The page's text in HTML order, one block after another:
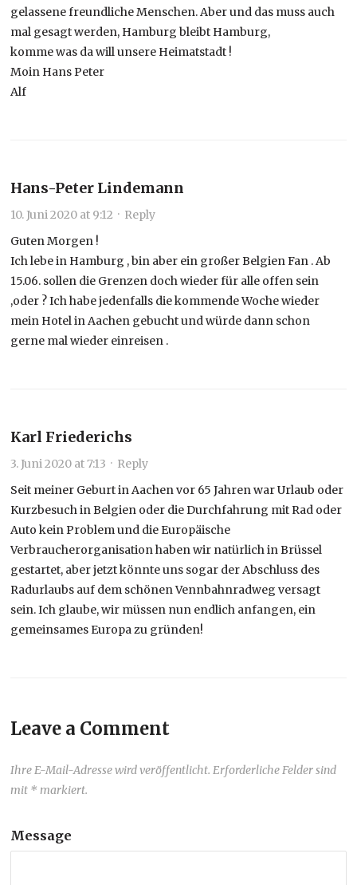
gelassene freundliche Menschen. Aber und das muss auch
mal gesagt werden, Hamburg bleibt Hamburg,
komme was da will unsere Heimatstadt !
Moin Hans Peter
Alf
Hans-Peter Lindemann
10. Juni 2020 at 9:12 · Reply
Guten Morgen !
Ich lebe in Hamburg , bin aber ein großer Belgien Fan . Ab
15.06. sollen die Grenzen doch wieder für alle offen sein
,oder ? Ich habe jedenfalls die kommende Woche wieder
mein Hotel in Aachen gebucht und würde dann schon
gerne mal wieder einreisen .
Karl Friederichs
3. Juni 2020 at 7:13 · Reply
Seit meiner Geburt in Aachen vor 65 Jahren war Urlaub oder
Kurzbesuch in Belgien oder die Durchfahrung mit Rad oder
Auto kein Problem und die Europäische
Verbraucherorganisation haben wir natürlich in Brüssel
gestartet, aber jetzt könnte uns sogar der Abschluss des
Radurlaubs auf dem schönen Vennbahnradweg versagt
sein. Ich glaube, wir müssen nun endlich anfangen, ein
gemeinsames Europa zu gründen!
Leave a Comment
Ihre E-Mail-Adresse wird veröffentlicht. Erforderliche Felder sind
mit * markiert.
Message